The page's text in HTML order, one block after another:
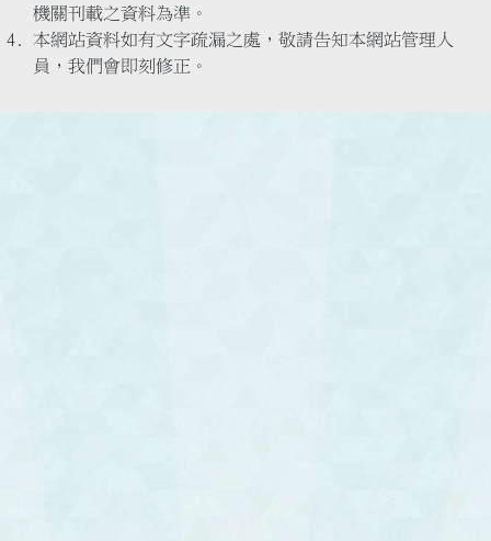
機關刊載之資料為準。
本網站資料如有文字疏漏之處，敬請告知本網站管理人
員，我們會即刻修正。